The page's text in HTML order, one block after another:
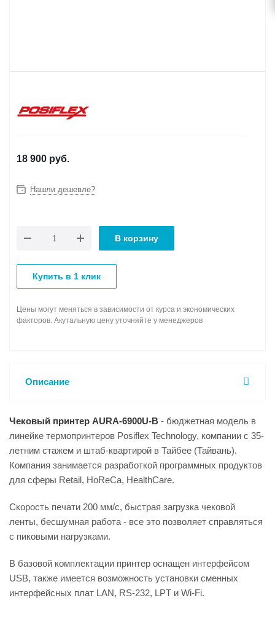
18 900 руб.
Нашли дешевле?
В корзину
Купить в 1 клик
Цены могут меняться в зависимости от курса и экономических
факторов. Акутальную цену уточняйте у менеджеров
Описание
Чековый принтер AURA-6900U-B - бюджетная модель в
линейке термопринтеров Posiflex Technology, компании с 35-
летним стажем и штаб-квартирой в Тайбее (Тайвань).
Компания занимается разработкой программных продуктов
для сферы Retail, НoReCa, HealthCare.
Скорость печати 200 мм/с, быстрая загрузка чековой
ленты, бесшумная работа - все это позволяет справляться
с пиковыми нагрузками.
В базовой комплектации принтер оснащен интерфейсом
USB, также имеется возможность установки сменных
интерфейсных плат LAN, RS-232, LPT и Wi-Fi.